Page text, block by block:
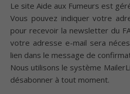
Le site Aide aux Fumeurs est
Vous pouvez indiquer votre
pour recevoir la newsletter du
votre adresse e-mail sera
lien dans le message de
Nous utilisons le système
désabonner à tout moment.